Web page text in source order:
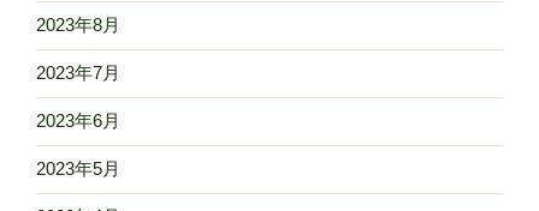
2023年8月
2023年7月
2023年6月
2023年5月